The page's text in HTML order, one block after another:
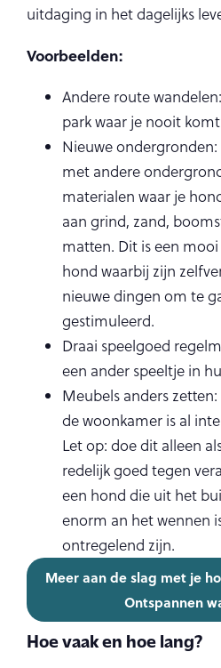
uitdaging in het dagelijks
Voorbeelden:
Andere route
park waar je nooit
Nieuwe
met andere
materialen waar je
aan grind, zand,
matten. Dit is een
hond waarbij zijn
nieuwe dingen om te
gestimuleerd.
Draai speelgoed
een ander speeltje in
Meubels anders
de woonkamer is al
Let op: doe dit alleen
redelijk goed tegen
een hond die uit het
enorm an het wennen
ontregelend zijn.
Meer aan de slag met je
Ontspannen
Hoe vaak en hoe lang?